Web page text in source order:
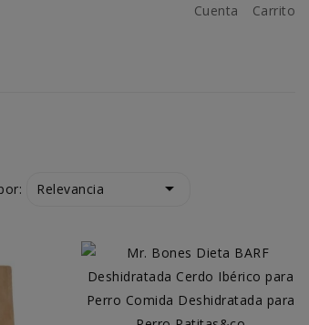
Cuenta
Carrito
Relevancia 